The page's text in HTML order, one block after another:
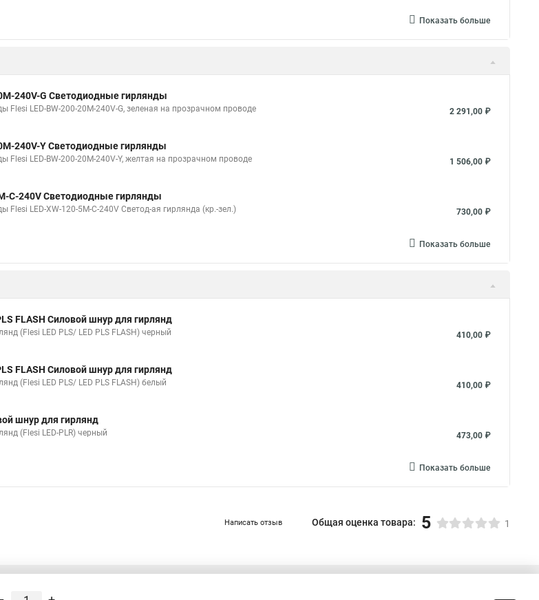
Показать больше
240V-G Светодиодные гирлянды
Flesi LED-BW-200-20M-240V-G, зеленая на прозрачном проводе 2 291,00 ₽
240V-Y Светодиодные гирлянды
Flesi LED-BW-200-20M-240V-Y, желтая на прозрачном проводе 1 506,00 ₽
C-240V Светодиодные гирлянды
Flesi LED-XW-120-5M-C-240V Светод-ая гирлянда (кр.-зел.) 730,00 ₽
Показать больше
FLASH Силовой шнур для гирлянд
(Flesi LED PLS/ LED PLS FLASH) черный 410,00 ₽
FLASH Силовой шнур для гирлянд
(Flesi LED PLS/ LED PLS FLASH) белый 410,00 ₽
шнур для гирлянд
(Flesi LED-PLR) черный 473,00 ₽
Показать больше
Написать отзыв Общая оценка товара: 5 1